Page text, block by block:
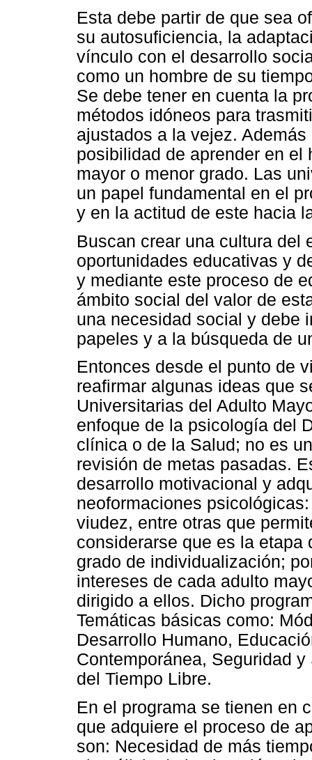
Esta debe partir de que sea
su autosuficiencia, la
vínculo con el desarrollo
como un hombre de su
Se debe tener en cuenta la
métodos idóneos para
ajustados a la vejez.
posibilidad de aprender en
mayor o menor grado. Las
un papel fundamental en el
y en la actitud de este hacia
Buscan crear una cultura del
oportunidades educativas y
y mediante este proceso de
ámbito social del valor de
una necesidad social y debe
papeles y a la búsqueda de
Entonces desde el punto de
reafirmar algunas ideas que
Universitarias del Adulto
enfoque de la psicología del
clínica o de la Salud; no es
revisión de metas pasadas.
desarrollo motivacional y
neoformaciones
viudez, entre otras que
considerarse que es la
grado de individualización;
intereses de cada adulto
dirigido a ellos. Dicho
Temáticas básicas como:
Desarrollo Humano,
Contemporánea, Seguridad
del Tiempo Libre.
En el programa se tienen en
que adquiere el proceso de
son: Necesidad de más